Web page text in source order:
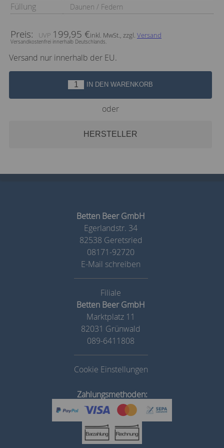
Füllung Daunen / Federn
Preis: 199,95 €inkl. MwSt., zzgl. Versand
Versandkostenfrei innerhalb Deutschlands.
Versand nur innerhalb der EU.
IN DEN WARENKORB
oder
HERSTELLER
Betten Beer GmbH
Egerlandstr. 34
82538 Geretsried
08171-92720
E-Mail schreiben
Betten Beer GmbH
Marktplatz 11
82031 Grünwald
089-6411808
Cookie Einstellungen
Zahlungsmethoden: